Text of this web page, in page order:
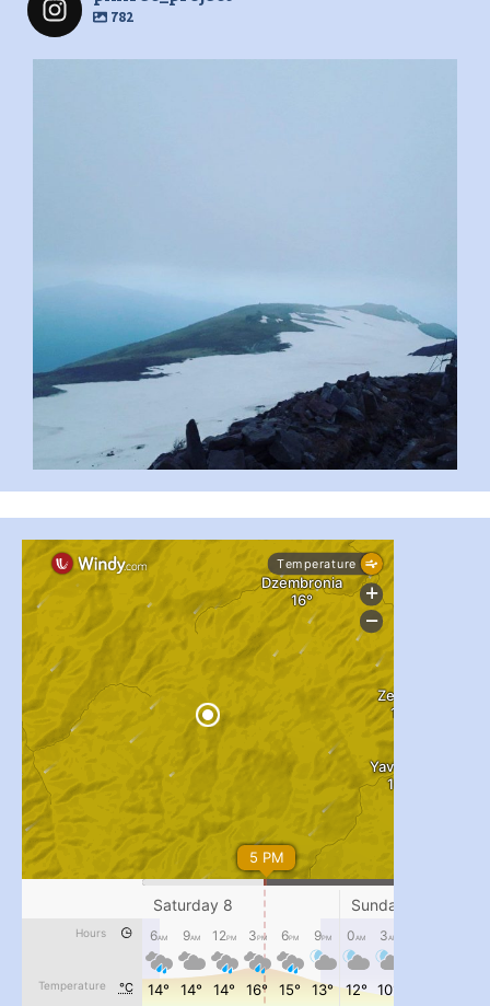
782
...
pimrec_project
#PipIvanToday...